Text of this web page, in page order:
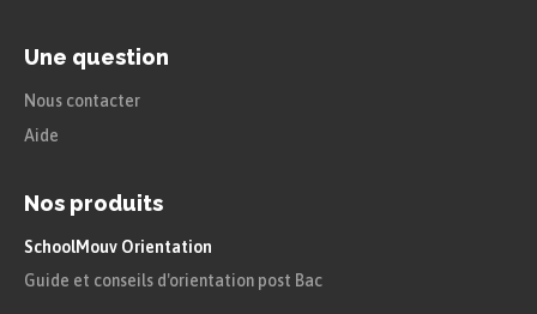
Une question
Nous contacter
Aide
Nos produits
SchoolMouv Orientation
Guide et conseils d'orientation post Bac